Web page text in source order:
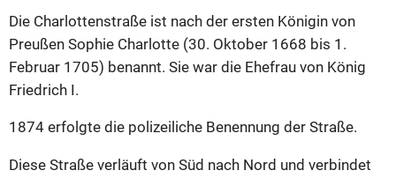
Die Charlottenstraße ist nach der ersten Königin von
Preußen Sophie Charlotte (30. Oktober 1668 bis 1.
Februar 1705) benannt. Sie war die Ehefrau von König
Friedrich I.
1874 erfolgte die polizeiliche Benennung der Straße.
Diese Straße verläuft von Süd nach Nord und verbindet